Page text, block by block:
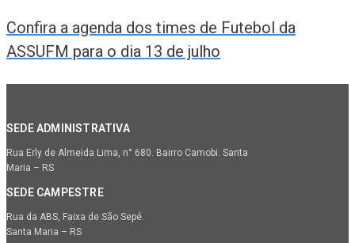
Confira a agenda dos times de Futebol da
ASSUFM para o dia 13 de julho
SEDE ADMINISTRATIVA
Rua Erly de Almeida Lima, n° 680. Bairro Camobi. Santa
Maria – RS
SEDE CAMPESTRE
Rua da ABS, Faixa de São Sepé.
Santa Maria – RS